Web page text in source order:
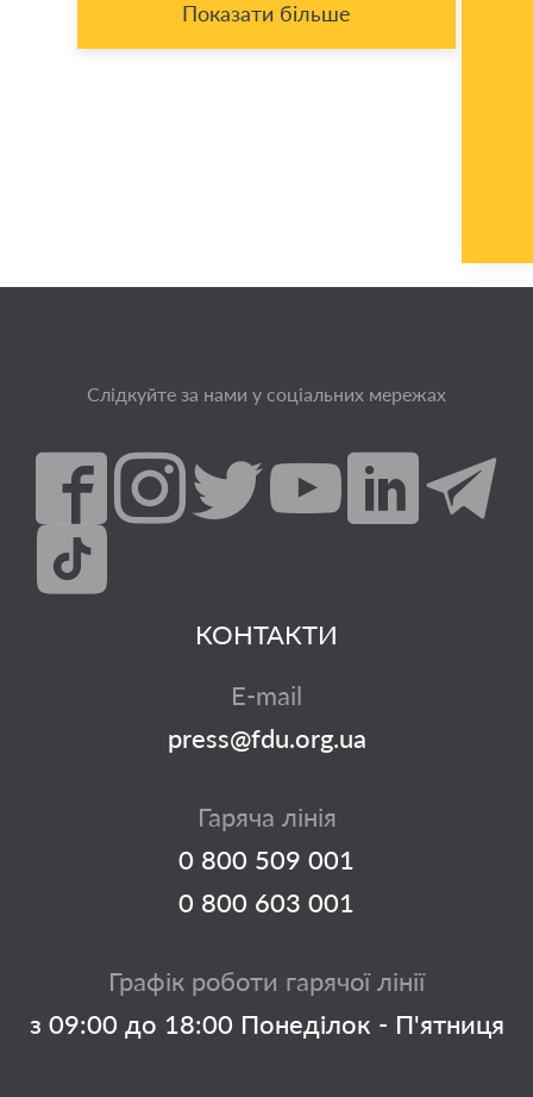
Показати більше
Слідкуйте за нами у соціальних мережах
КОНТАКТИ
E-mail
press@fdu.org.ua
Гаряча лінія
0 800 509 001
0 800 603 001
Графік роботи гарячої лінії
з 09:00 до 18:00 Понеділок - П'ятниця